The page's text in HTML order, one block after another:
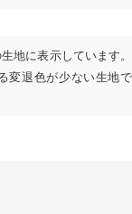
地に表示しています。
変退色が少ない生地で